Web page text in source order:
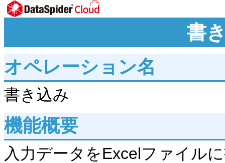
書
オペレーション名
書き込み
機能概要
入力データをExcelファイル